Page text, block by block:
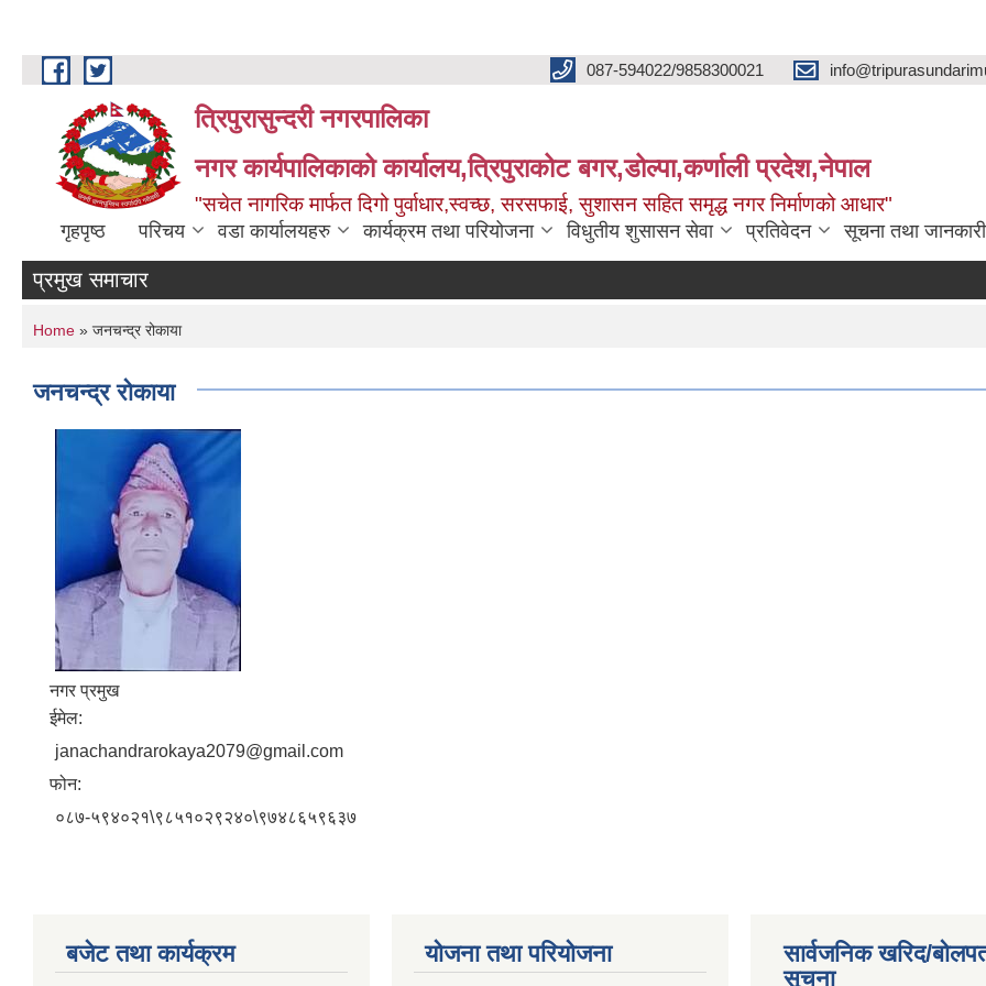
Skip to main content 087-594022/9858300021
त्रिपुरासुन्दरी नगरपालिका
नगर कार्यपालिकाको कार्यालय,त्रिपुराकोट बगर,डोल्पा,कर्णाली प्रदेश,नेपाल
"सचेत नागरिक मार्फत दिगो पुर्वाधार,स्वच्छ, सरसफाई, सुशासन सहित समृद्ध नगर निर्माणको आधार"
गृहपृष्ठ परिचय वडा कार्यालयहरु कार्यक्रम तथा परियोजना विधुतीय शुसासन सेवा प्रतिवेदन सूचना तथा जानकारी
प्रमुख समाचार
You are here
Home » जनचन्द्र रोकाया
जनचन्द्र रोकाया
नगर प्रमुख
ईमेल:
janachandrarokaya2079@gmail.com
फोन:
०८७-५९४०२१\९८५१०२९२४०\९७४८६५९६३७
बजेट तथा कार्यक्रम योजना तथा परियोजना
सार्वजनिक खरिद/
सूचना